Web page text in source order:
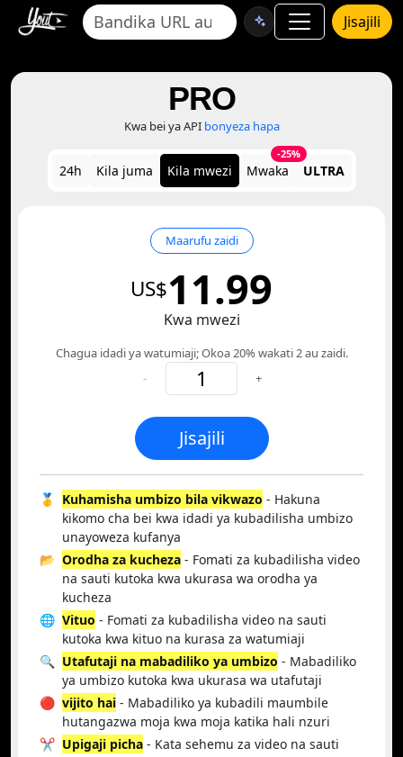
Jisajili
PRO
Kwa bei ya API bonyeza hapa
24h Kila juma Kila mwezi Mwaka
-25%
ULTRA
Maarufu zaidi
US$11.99
Kwa mwezi
Chagua idadi ya watumiaji; Okoa 20% wakati 2 au zaidi.
-
+
Jisajili
🥇 Kuhamisha umbizo bila vikwazo - Hakuna
kikomo cha bei kwa idadi ya kubadilisha umbizo
unayoweza kufanya
📂 Orodha za kucheza - Fomati za kubadilisha video
na sauti kutoka kwa ukurasa wa orodha ya
kucheza
🌐 Vituo - Fomati za kubadilisha video na sauti
kutoka kwa kituo na kurasa za watumiaji
🔍 Utafutaji na mabadiliko ya umbizo - Mabadiliko
ya umbizo kutoka kwa ukurasa wa utafutaji
🔴 vijito hai - Mabadiliko ya kubadili maumbile
hutangazwa moja kwa moja katika hali nzuri
✂️ Upigaji picha - Kata sehemu za video na sauti